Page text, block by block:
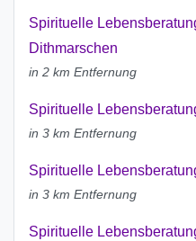
Spirituelle
Dithmarschen
in 2 km Entfernung
Spirituelle
in 3 km Entfernung
Spirituelle
in 3 km Entfernung
Spirituelle